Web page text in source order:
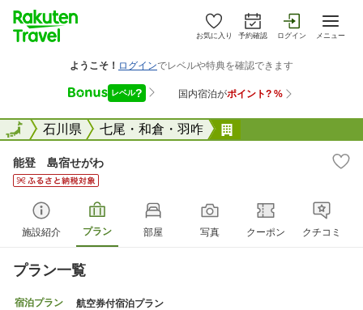
お気に入り 予約確認 ログイン メニュー
全国石川県 七尾・和倉・羽咋
全国
能登 島宿せがわ
施設紹介 プラン 部屋 写真 クーポン クチコミ
プラン一覧
宿泊プラン 航空券付宿泊プラン